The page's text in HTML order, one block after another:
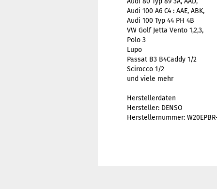
Audi 100 A6 C4 : AAE, ABK,
Audi 100 Typ 44 PH 4B
VW Golf Jetta Vento 1,2,3,
Polo 3
Lupo
Passat B3 B4Caddy 1/2
Scirocco 1/2
und viele mehr
Herstellerdaten
Hersteller: DENSO
Herstellernummer: